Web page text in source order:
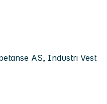
AS, Industri Vest